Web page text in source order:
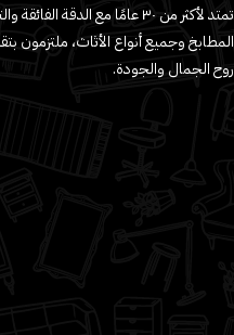
تمتد لأكثر من ٣٠ عامًا مع
المطابخ وجميع أنواع الأثاث،
روح الجمال والجودة.